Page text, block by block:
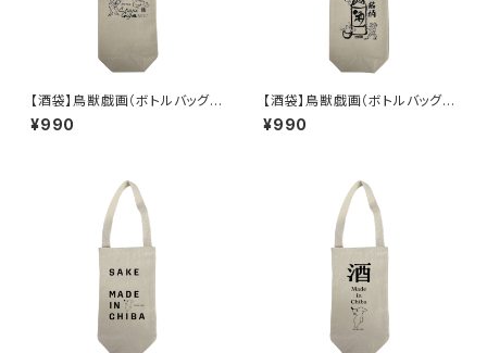
【酒袋】鳥獣戯画（ボトルバッグ、
ワインバッグ、ラッピングバッグ）
SB-CG-2
¥990
【酒袋】鳥獣戯画（ボトルバッグ、
ワインバッグ、ラッピングバッグ）
SB-CG-3
¥990